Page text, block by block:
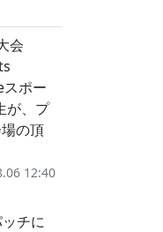
会
スポー
が、プ
の頂
12:40
ッチに